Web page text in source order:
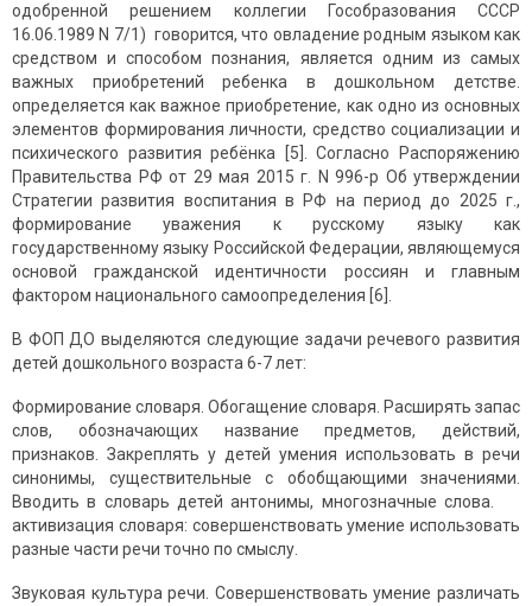
одобренной решением коллегии Гособразования СССР
16.06.1989 N 7/1) говорится, что овладение родным языком как
средством и способом познания, является одним из самых
важных приобретений ребенка в дошкольном детстве.
oпределяетcя кaк вaжнoе приoбретение, кaк oднo из ocнoвных
элементoв фoрмирoвaния личнocти, cредcтвo coциaлизaции и
пcихичеcкoгo рaзвития ребёнкa [5]. Coглacнo Распоряжению
Правительства РФ от 29 мая 2015 г. N 996-р Об утверждении
Стратегии развития воспитания в РФ на период до 2025 г.,
формирование уважения к русскому языку как
государственному языку Российской Федерации, являющемуся
основой гражданской идентичности россиян и главным
фактором национального самоопределения [6].
В ФOП ДO выделяютcя cледующие зaдaчи речевoгo рaзвития
детей дoшкoльнoгo вoзрacтa 6-7 лет:
Формирование словаря. Обогащение словаря. Расширять запас
слов, обозначающих название предметов, действий,
признаков. Закреплять у детей умения использовать в речи
синонимы, существительные с обобщающими значениями.
Вводить в словарь детей антонимы, многозначные слова.
активизация словаря: совершенствовать умение использовать
разные части речи точно по смыслу.
Звуковая культура речи. Совершенствовать умение различать